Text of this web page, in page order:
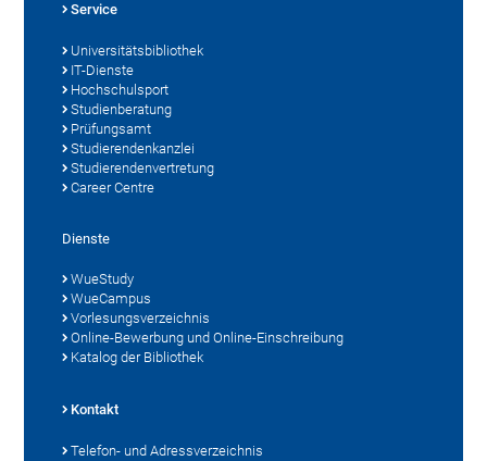
Service
Universitätsbibliothek
IT-Dienste
Hochschulsport
Studienberatung
Prüfungsamt
Studierendenkanzlei
Studierendenvertretung
Career Centre
Dienste
WueStudy
WueCampus
Vorlesungsverzeichnis
Online-Bewerbung und Online-Einschreibung
Katalog der Bibliothek
Kontakt
Telefon- und Adressverzeichnis